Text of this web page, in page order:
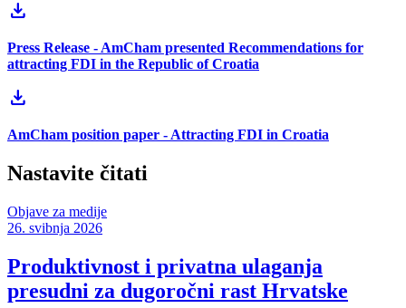
download
Press Release - AmCham presented Recommendations for
attracting FDI in the Republic of Croatia
download
AmCham position paper - Attracting FDI in Croatia
Nastavite čitati
Objave za medije
26. svibnja 2026
Produktivnost i privatna ulaganja
presudni za dugoročni rast Hrvatske